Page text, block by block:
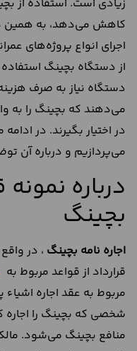
زیادی است. استفاده از
کاهش می‌دهد، به همین
اجرای انواع پروژه‌های
از دستگاه بچینگ
دستگاه نیاز به صرف
می‌دهند که بچینگ را به
در اختیار بگیرند. در
می‌پردازیم و درباره آن
درباره نمونه
بچینگ
اجاره نامه بچینگ ، در
قرارداد از قواعد مربوط به
مربوط به عقد اجاره
شخصی که بچینگ را
منافع بچینگ می‌شود.